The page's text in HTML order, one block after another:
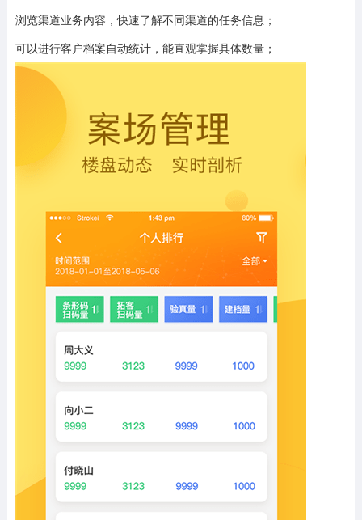
浏览渠道业务内容，快速了解不同渠道的任务信息；
可以进行客户档案自动统计，能直观掌握具体数量；